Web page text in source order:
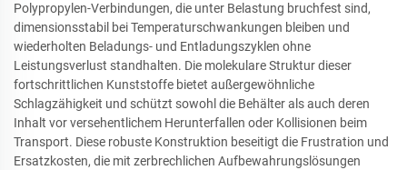
Polypropylen-Verbindungen, die unter Belastung bruchfest sind,
dimensionsstabil bei Temperaturschwankungen bleiben und
wiederholten Beladungs- und Entladungszyklen ohne
Leistungsverlust standhalten. Die molekulare Struktur dieser
fortschrittlichen Kunststoffe bietet außergewöhnliche
Schlagzähigkeit und schützt sowohl die Behälter als auch deren
Inhalt vor versehentlichem Herunterfallen oder Kollisionen beim
Transport. Diese robuste Konstruktion beseitigt die Frustration und
Ersatzkosten, die mit zerbrechlichen Aufbewahrungslösungen